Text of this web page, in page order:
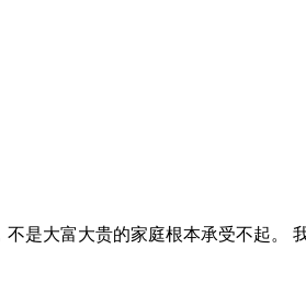
是大富大贵的家庭根本承受不起。